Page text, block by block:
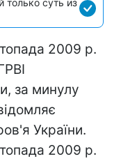
2009 р.
за минулу
України.
2009 р.